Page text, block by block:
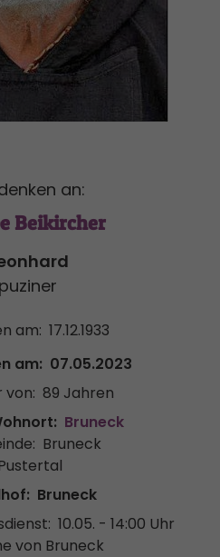
an:
Beikircher
am: 17.12.1933
am: 07.05.2023
von: 89 Jahren
Bruneck
Bruneck
Bruneck
10.05. - 14:00 Uhr
von Bruneck